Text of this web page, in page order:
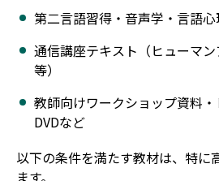
第二言語習得・音声学・言語
通信講座テキスト（ヒューマ
等）
教師向けワークショップ資料
DVDなど
以下の条件を満たす教材は、特に
ます。